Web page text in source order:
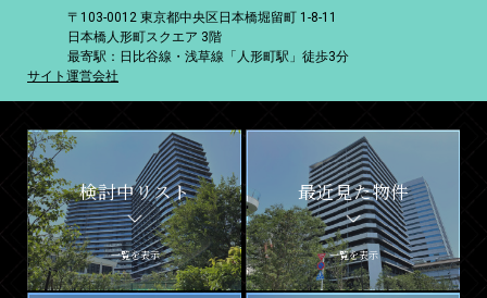
〒103-0012 東京都中央区日本橋堀留町 1-8-11
日本橋人形町スクエア 3階
最寄駅：日比谷線・浅草線「人形町駅」徒歩3分
サイト運営会社
検討中リスト
一覧を表示
最近見た物件
一覧を表示